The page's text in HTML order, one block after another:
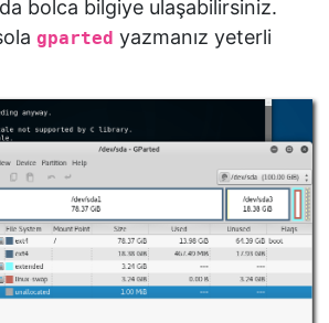
bolca bilgiye ulaşabilirsiniz.
gparted yazmanız yeterli